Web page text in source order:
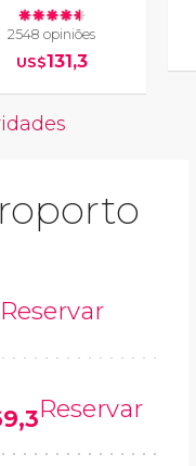
2548 opiniões
US$131,3
Reservar
Reservar